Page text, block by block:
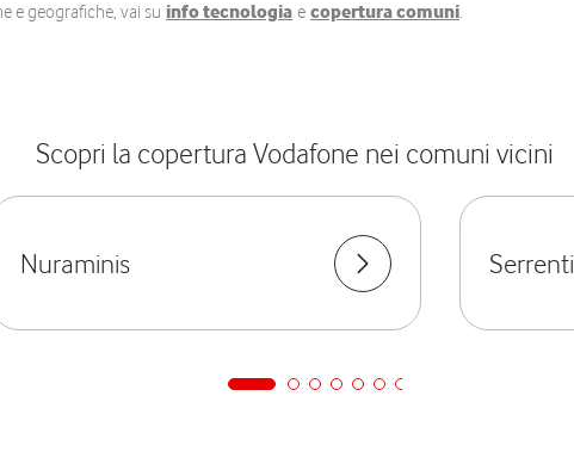
e geografiche, vai su info tecnologia e copertura comuni.
Scopri la copertura Vodafone nei comuni vicini
Nuraminis Serrenti